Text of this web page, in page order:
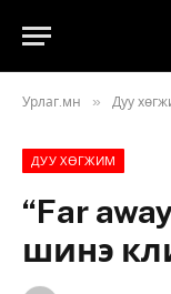
Урлаг.мн » Дуу
ДУУ ХӨГЖИМ
“Far
шинэ